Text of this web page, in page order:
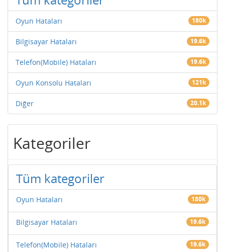
Oyun Hataları 180k
Bilgisayar Hataları 19.6k
Telefon(Mobile) Hataları 19.6k
Oyun Konsolu Hataları 121k
Diğer 20.1k
Kategoriler
Tüm kategoriler
Oyun Hataları 180k
Bilgisayar Hataları 19.6k
Telefon(Mobile) Hataları 19.6k